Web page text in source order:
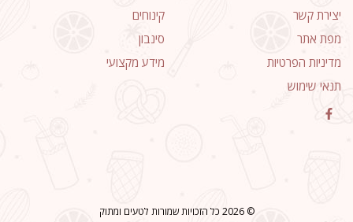
יצירת קשר
מפת אתר
מדיניות הפרטיות
תנאי שימוש
קינוחים
סינבון
מידע מקצועי
© 2026 כל הזכויות שמורות לטעים ומתוק